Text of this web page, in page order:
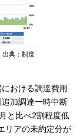
典：制度
おける調達費用
加調達⼀時中断
と比べ2割程度低
リアの未約定分が